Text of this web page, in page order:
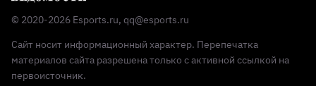
© 2020-2026 Esports.ru, qq@esports.ru
Сайт носит информационный характер. Перепечатка
материалов сайта разрешена только с активной ссылкой на
первоисточник.